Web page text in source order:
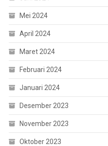
Mei 2024
April 2024
Maret 2024
Februari 2024
Januari 2024
Desember 2023
November 2023
Oktober 2023